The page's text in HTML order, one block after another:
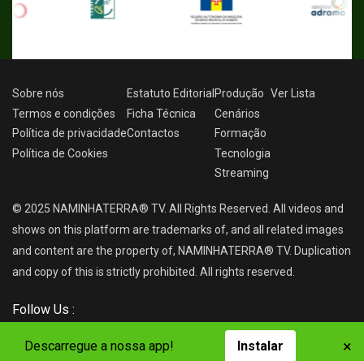
Sobre nós
Termos e condições
Política de privacidade
Política de Cookies
Estatuto Editorial
Ficha Técnica
Contactos
Produção
Cenários
Formação
Tecnologia
Streaming
Ver Lista
© 2025 NAMINHATERRA® TV. All Rights Reserved. All videos and
shows on this platform are trademarks of, and all related images
and content are the property of, NAMINHATERRA® TV. Duplication
and copy of this is strictly prohibited. All rights reserved.
Follow Us :
Descarregue a nossa app! Instalar ×